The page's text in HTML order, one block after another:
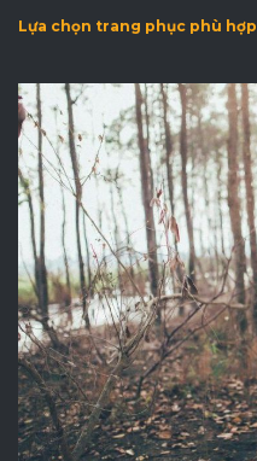
Lựa chọn trang phục phù hợp